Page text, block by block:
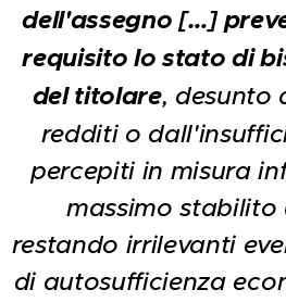
dell'assegno […]
requisito lo stato di
del titolare, desunto
redditi o
percepiti in misura
massimo stabilito
restando irrilevanti
di autosufficienza